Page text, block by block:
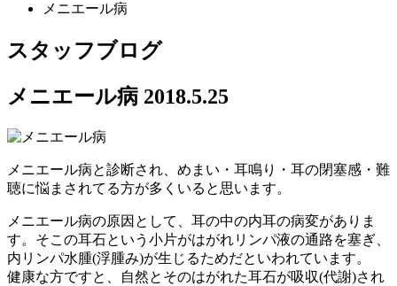
メニエール病
スタッフブログ
メニエール病 2018.5.25
メニエール病と診断され、めまい・耳鳴り・耳の閉塞感・難
聴に悩まされてる方が多くいると思います。
メニエール病の原因として、耳の中の内耳の病変がありま
す。そこの耳石という小片がはがれリンパ液の通路を塞ぎ、
内リンパ水腫(浮腫み)が生じるためだといわれています。
健康な方ですと、自然とそのはがれた耳石が吸収(代謝)され